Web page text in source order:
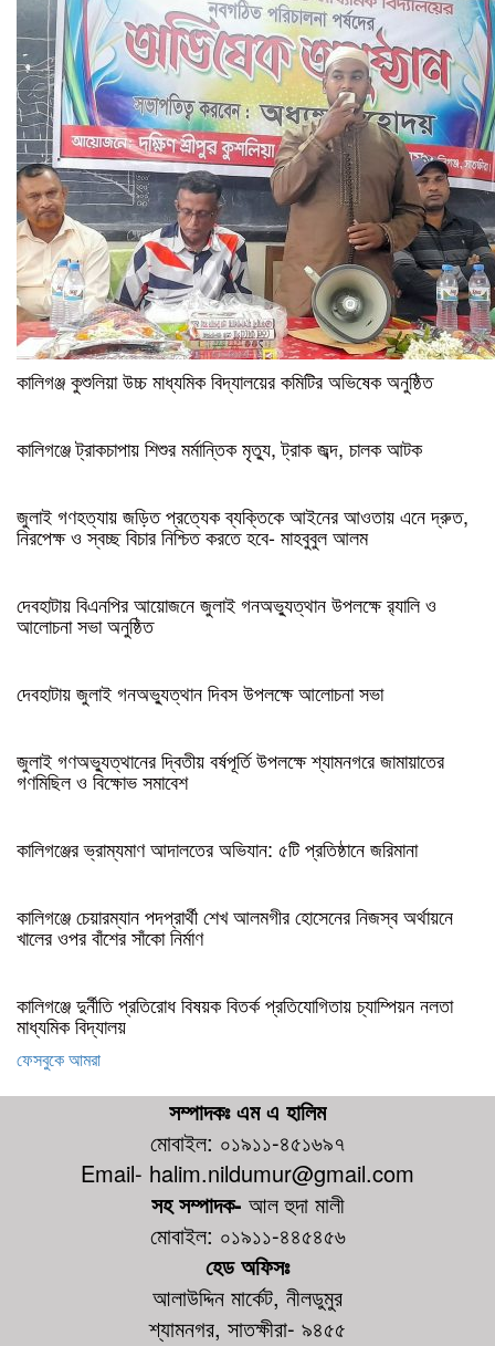
কালিগঞ্জ কুশুলিয়া উচ্চ মাধ্যমিক বিদ্যালয়ের কমিটির অভিষেক অনুষ্ঠিত
কালিগঞ্জে ট্রাকচাপায় শিশুর মর্মান্তিক মৃত্যু, ট্রাক জব্দ, চালক আটক
জুলাই গণহত্যায় জড়িত প্রত্যেক ব্যক্তিকে আইনের আওতায় এনে দ্রুত,
নিরপেক্ষ ও স্বচ্ছ বিচার নিশ্চিত করতে হবে- মাহবুবুল আলম
দেবহাটায় বিএনপির আয়োজনে জুলাই গনঅভ্যুত্থান উপলক্ষে র‍্যালি ও
আলোচনা সভা অনুষ্ঠিত
দেবহাটায় জুলাই গনঅভ্যুত্থান দিবস উপলক্ষে আলোচনা সভা
জুলাই গণঅভ্যুত্থানের দ্বিতীয় বর্ষপূর্তি উপলক্ষে শ্যামনগরে জামায়াতের
গণমিছিল ও বিক্ষোভ সমাবেশ
কালিগঞ্জের ভ্রাম্যমাণ আদালতের অভিযান: ৫টি প্রতিষ্ঠানে জরিমানা
কালিগঞ্জে চেয়ারম্যান পদপ্রার্থী শেখ আলমগীর হোসেনের নিজস্ব অর্থায়নে
খালের ওপর বাঁশের সাঁকো নির্মাণ
কালিগঞ্জে দুর্নীতি প্রতিরোধ বিষয়ক বিতর্ক প্রতিযোগিতায় চ্যাম্পিয়ন নলতা
মাধ্যমিক বিদ্যালয়
ফেসবুকে আমরা
সম্পাদকঃ এম এ হালিম
মোবাইল: ০১৯১১-৪৫১৬৯৭
Email- halim.nildumur@gmail.com
সহ সম্পাদক- আল হুদা মালী
মোবাইল: ০১৯১১-৪৪৫৪৫৬
হেড অফিসঃ
আলাউদ্দিন মার্কেট, নীলডুমুর
শ্যামনগর, সাতক্ষীরা- ৯৪৫৫